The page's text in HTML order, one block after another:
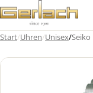
Zum
Inhalt
springen
Start/Uhren/Unisex/Seiko